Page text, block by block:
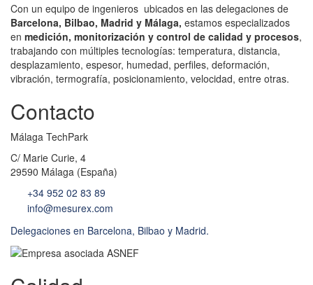
Con un equipo de ingenieros ubicados en las delegaciones de
Barcelona, Bilbao, Madrid y Málaga, estamos especializados
en medición, monitorización y control de calidad y procesos,
trabajando con múltiples tecnologías: temperatura, distancia,
desplazamiento, espesor, humedad, perfiles, deformación,
vibración, termografía, posicionamiento, velocidad, entre otras.
Contacto
Málaga TechPark
C/ Marie Curie, 4
29590 Málaga (España)
+34 952 02 83 89
info@mesurex.com
Delegaciones en Barcelona, Bilbao y Madrid.